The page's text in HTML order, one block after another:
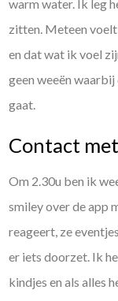
warm water. Ik leg
zitten. Meteen
en dat wat ik voel
geen weeën
gaat.
Contact
Om 2.30u ben ik
smiley over de app
reageert, ze
er iets doorzet. Ik
kindjes en als alles